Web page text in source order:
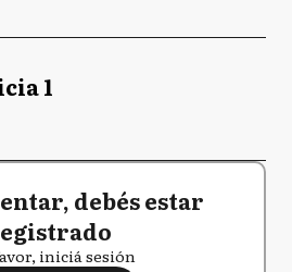
1
debés estar
iniciá sesión